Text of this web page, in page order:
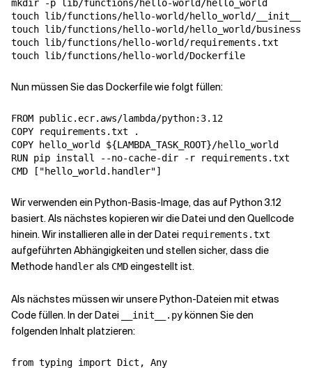
mkdir -p lib/functions/hello-world/hello_world
touch lib/functions/hello-world/hello_world/
touch lib/functions/hello-world/hello_world/
touch lib/functions/hello-world/requirements.txt
Nun müssen Sie das Dockerfile wie folgt füllen:
FROM public.ecr.aws/lambda/python:3.12
COPY requirements.txt .
COPY hello_world ${LAMBDA_TASK_ROOT}/hello_world
RUN pip install --no-cache-dir -r requirements.txt
Wir verwenden ein Python-Basis-Image, das auf Python 3.12
basiert. Als nächstes kopieren wir die Dateiund den Quellcode
hinein. Wir installieren alle in der Datei requirements.txt
aufgeführten Abhängigkeiten und stellen sicher, dass die
Methode handlerals CMDeingestellt ist.
Als nächstes müssen wir unsere Python-Dateien mit etwas
Code füllen. In der Datei
__init__.pykönnen Sie den
folgenden Inhalt platzieren:
from typing import Dict, Any